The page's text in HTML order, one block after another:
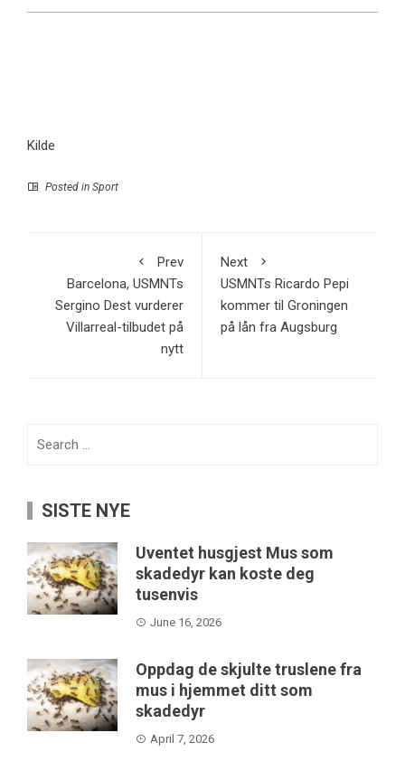
Kilde
Posted in Sport
Prev
Barcelona, ​​USMNTs
Sergino Dest vurderer
Villarreal-tilbudet på
nytt
Next
USMNTs Ricardo Pepi
kommer til Groningen
på lån fra Augsburg
SISTE NYE
Uventet husgjest Mus som
skadedyr kan koste deg
tusenvis
June 16, 2026
Oppdag de skjulte truslene fra
mus i hjemmet ditt som
skadedyr
April 7, 2026